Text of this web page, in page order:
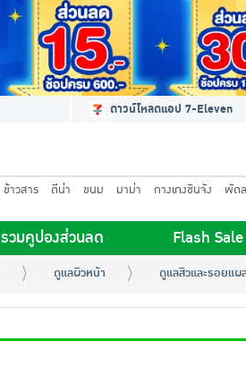
ดาวน์โหลดแอป 7-Eleven
ข้าวสาร ดีน่า ขนม มาม่า กางเกงชินจัง พัด
รวมคูปองส่วนลด Flash Sale
ดูแลผิวหน้า ดูแลสิวและรอยแผ